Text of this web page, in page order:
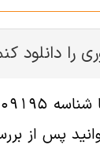
را دانلود
پس از